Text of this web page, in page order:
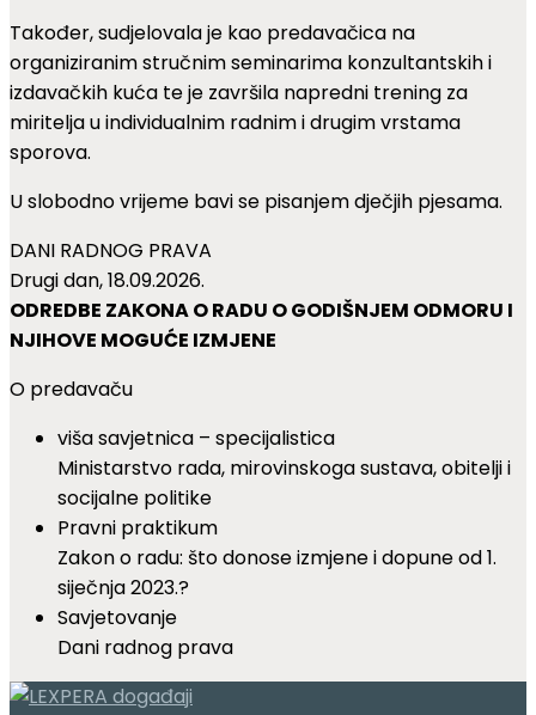
Također, sudjelovala je kao predavačica na
organiziranim stručnim seminarima konzultantskih i
izdavačkih kuća te je završila napredni trening za
miritelja u individualnim radnim i drugim vrstama
sporova.
U slobodno vrijeme bavi se pisanjem dječjih pjesama.
DANI RADNOG PRAVA
Drugi dan, 18.09.2026.
ODREDBE ZAKONA O RADU O GODIŠNJEM ODMORU I
NJIHOVE MOGUĆE IZMJENE
O predavaču
viša savjetnica – specijalistica
Ministarstvo rada, mirovinskoga sustava, obitelji i
socijalne politike
Pravni praktikum
Zakon o radu: što donose izmjene i dopune od 1.
siječnja 2023.?
Savjetovanje
Dani radnog prava